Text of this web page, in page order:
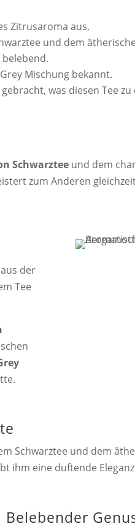
Zitrusaroma aus.
und dem
Mischung bekannt.
was diesen Tee
Schwarztee und dem
zum Anderen
der
Tee
Schwarztee und dem
ihm eine duftende
Belebender